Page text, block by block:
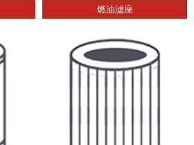
燃油滤座